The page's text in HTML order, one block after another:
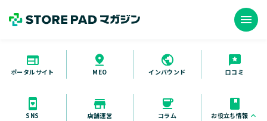
ポータルサイト MEO インバウンド 口コミ
SNS 店舗運営 コラム お役立ち情報 keyboard_arrow_up
menu